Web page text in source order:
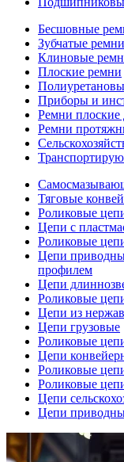
Бесшовные
Зубчатые ремни
Клиновые
Плоские ремни
Приборы и
Ремни плоские
Ремни
Тяговые
Роликовые
Цепи с
Роликовые
Цепи
профилем
Цепи
Роликовые
Цепи из
Цепи грузовые
Роликовые
Цепи
Роликовые
Роликовые
Цепи
Цепи